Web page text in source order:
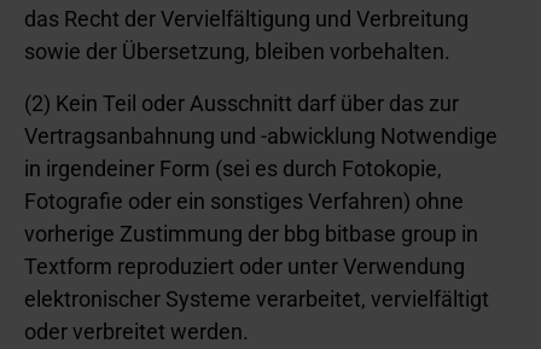
das Recht der Vervielfältigung und Verbreitung
sowie der Übersetzung, bleiben vorbehalten.
(2) Kein Teil oder Ausschnitt darf über das zur
Vertragsanbahnung und -abwicklung Notwendige
in irgendeiner Form (sei es durch Fotokopie,
Fotografie oder ein sonstiges Verfahren) ohne
vorherige Zustimmung der bbg bitbase group in
Textform reproduziert oder unter Verwendung
elektronischer Systeme verarbeitet, vervielfältigt
oder verbreitet werden.